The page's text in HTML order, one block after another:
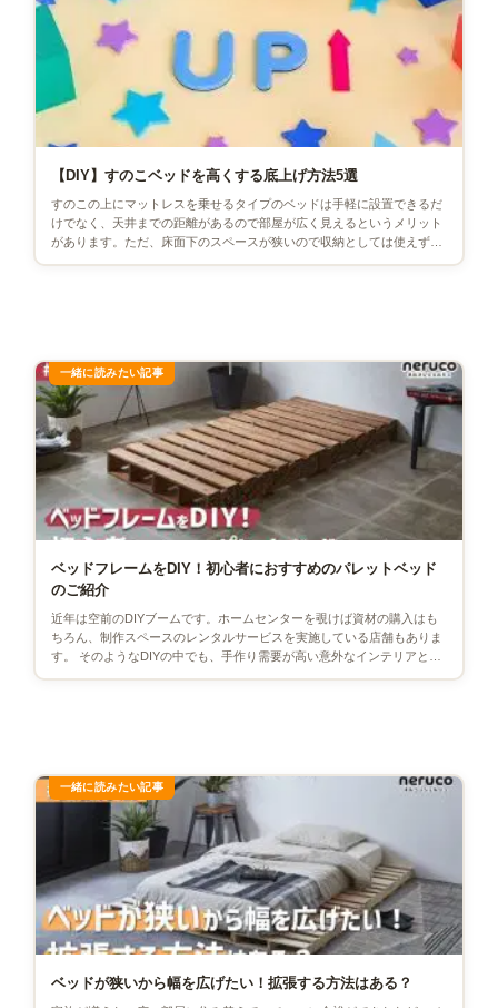
【DIY】すのこベッドを高くする底上げ方法5選
すのこの上にマットレスを乗せるタイプのベッドは手軽に設置できるだ
けでなく、天井までの距離があるので部屋が広く見えるというメリット
があります。ただ、床面下のスペースが狭いので収納としては使えず、
ベッドフレームをDIY！初心者におすすめのパレットベッド
のご紹介
近年は空前のDIYブームです。ホームセンターを覗けば資材の購入はも
ちろん、制作スペースのレンタルサービスを実施している店舗もありま
す。 そのようなDIYの中でも、手作り需要が高い意外なインテリアとし
ベッドが狭いから幅を広げたい！拡張する方法はある？